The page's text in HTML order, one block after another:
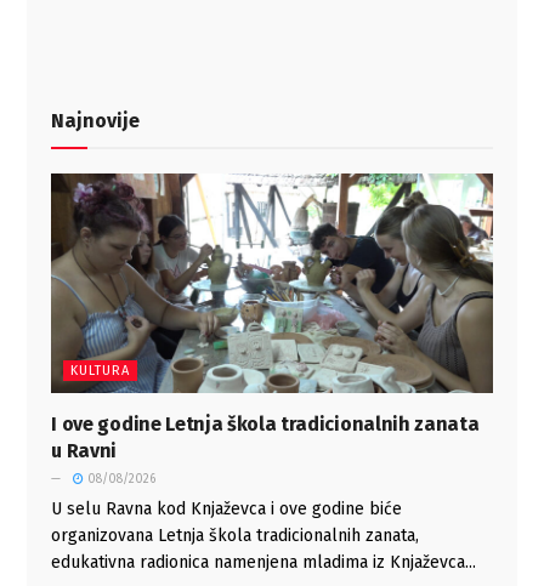
Najnovije
KULTURA
I ove godine Letnja škola tradicionalnih zanata
u Ravni
08/08/2026
U selu Ravna kod Knjaževca i ove godine biće
organizovana Letnja škola tradicionalnih zanata,
edukativna radionica namenjena mladima iz Knjaževca...